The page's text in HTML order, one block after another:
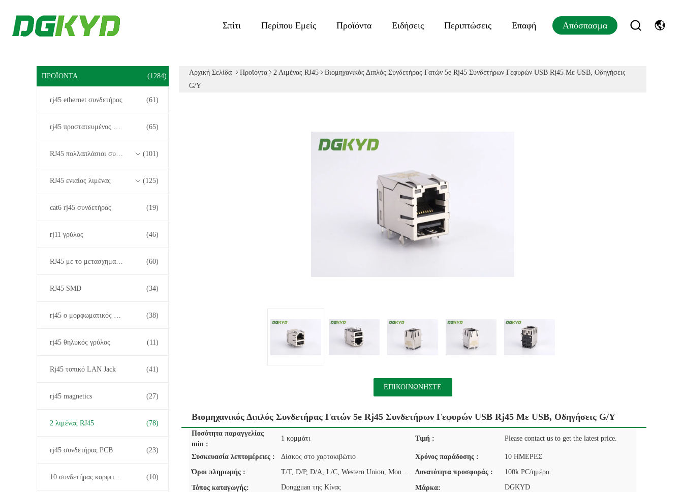
Σπίτι Περίπου Εμείς Προϊόντα Ειδήσεις Περιπτώσεις Επαφή Απόσπασμα
ΠΡΟΪΌΝΤΑ (1284)
rj45 ethernet συνδετήρας (61)
rj45 προστατευμένος συνδετήρας (65)
RJ45 πολλαπλάσιοι συνδετήρες λιμένων (101)
RJ45 ενιαίος λιμένας (125)
cat6 rj45 συνδετήρας (19)
rj11 γρύλος (46)
RJ45 με το μετασχηματιστή (60)
RJ45 SMD (34)
rj45 ο μορφωματικός Jack (38)
rj45 θηλυκός γρύλος (11)
Rj45 τοπικό LAN Jack (41)
rj45 magnetics (27)
2 λιμένας RJ45 (78)
rj45 συνδετήρας PCB (23)
10 συνδετήρας καρφιτσών RJ45 (10)
Αρχική Σελίδα Προϊόντα 2 Λιμένας RJ45
Βιομηχανικός Διπλός Συνδετήρας Γατών 5e Rj45 Συνδετήρων Γεφυρών USB Rj45 Με USB, Οδηγήσεις
G/Y
ΕΠΙΚΟΙΝΩΝΉΣΤΕ
Βιομηχανικός Διπλός Συνδετήρας Γατών 5e Rj45 Συνδετήρων Γεφυρών USB Rj45 Με USB, Οδηγήσεις G/Y
Ποσότητα παραγγελίας
min :
1 κομμάτι Τιμή : Please contact us to get the latest price.
Συσκευασία λεπτομέρειες : Δίσκος στο χαρτοκιβώτιο Χρόνος παράδοσης :
10 ΗΜΕΡΕΣ
Όροι πληρωμής :
T/T, D/P, D/A, L/C, Western Union, MoneyGram Δυνατότητα προσφοράς : 100k PC/ημέρα
Τόπος καταγωγής: Dongguan της Κίνας Μάρκα: DGKYD